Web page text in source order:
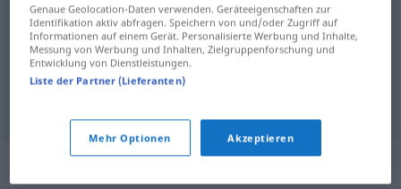
distinctness Ausgeprägtheit
distinctiveness Ausgeprägtheit
Synonyme für "Ausgeprägtheit"
Genaue Geolocation-Daten verwenden. Geräteeigenschaften zur
Identifikation aktiv abfragen. Speichern von und/oder Zugriff auf
Informationen auf einem Gerät. Personalisierte Werbung und Inhalte,
Messung von Werbung und Inhalten, Zielgruppenforschung und
Entwicklung von Dienstleistungen.
Liste der Partner (Lieferanten)
Mehr Optionen Akzeptieren